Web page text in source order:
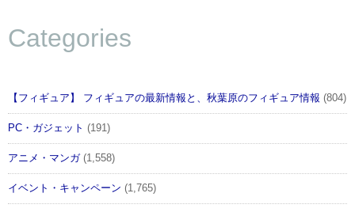
■製品ページ
■付属品：
・メガネ
・学生鞄
Categories
【フィギュア】 フィギュアの最新情報と、秋葉原のフィギュア情報 (804)
PC・ガジェット (191)
アニメ・マンガ(1,558)
イベント・キャンペーン (1,765)